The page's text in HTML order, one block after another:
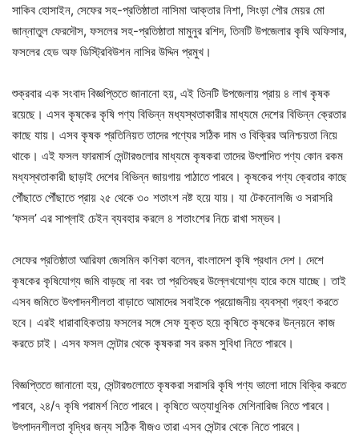
সাকিব হোসাইন, সেফের সহ-প্রতিষ্ঠাতা নাসিমা আক্তার নিশা, সিংড়া পৌর মেয়র মো
জান্নাতুল ফেরদৌস, ফসলের সহ-প্রতিষ্ঠাতা মামুনুর রশিদ, তিনটি উপজেলার কৃষি অফিসার,
ফসলের হেড অফ ডিস্ট্রিবিউশন নাসির উদ্দিন প্রমুখ।
শুক্রবার এক সংবাদ বিজ্ঞপ্তিতে জানানো হয়, এই তিনটি উপজেলায় প্রায় ৪ লাখ কৃষক
রয়েছে। এসব কৃষকের কৃষি পণ্য বিভিন্ন মধ্যস্থতাকারীর মাধ্যমে দেশের বিভিন্ন ক্রেতার
কাছে যায়। এসব কৃষক প্রতিনিয়ত তাদের পণ্যের সঠিক দাম ও বিক্রির অনিশ্চয়তা নিয়ে
থাকে। এই ফসল ফারমার্স সেন্টারগুলোর মাধ্যমে কৃষকরা তাদের উৎপাদিত পণ্য কোন রকম
মধ্যস্থতাকারী ছাড়াই দেশের বিভিন্ন জায়গায় পাঠাতে পারবে। কৃষকের পণ্য ক্রেতার কাছে
পৌঁছাতে পৌঁছাতে প্রায় ২৫ থেকে ৩০ শতাংশ নষ্ট হয়ে যায়। যা টেকনোলজি ও সরাসরি
‘ফসল’ এর সাপ্লাই চেইন ব্যবহার করলে ৪ শতাংশের নিচে রাখা সম্ভব।
সেফের প্রতিষ্ঠাতা আরিফা জেসমিন কণিকা বলেন, বাংলাদেশ কৃষি প্রধান দেশ। দেশে
কৃষকের কৃষিযোগ্য জমি বাড়ছে না বরং তা প্রতিবছর উল্লেখযোগ্য হারে কমে যাচ্ছে। তাই
এসব জমিতে উৎপাদনশীলতা বাড়াতে আমাদের সবাইকে প্রয়োজনীয় ব্যবস্থা গ্রহণ করতে
হবে। এরই ধারাবাহিকতায় ফসলের সঙ্গে সেফ যুক্ত হয়ে কৃষিতে কৃষকের উন্নয়নে কাজ
করতে চাই। এসব ফসল সেন্টার থেকে কৃষকরা সব রকম সুবিধা নিতে পারবে।
বিজ্ঞপ্তিতে জানানো হয়, সেন্টারগুলোতে কৃষকরা সরাসরি কৃষি পণ্য ভালো দামে বিক্রি করতে
পারবে, ২৪/৭ কৃষি পরামর্শ নিতে পারবে। কৃষিতে অত্যাধুনিক মেশিনারিজ নিতে পারবে।
উৎপাদনশীলতা বৃদ্ধির জন্য সঠিক বীজও তারা এসব সেন্টার থেকে নিতে পারবে।